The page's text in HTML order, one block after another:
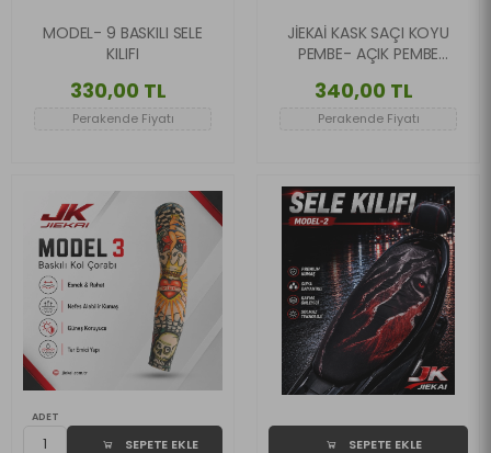
MODEL- 9 BASKILI SELE
KILIFI
330,00 TL
Perakende Fiyatı
JİEKAİ KASK SAÇI KOYU
PEMBE- AÇIK PEMBE
MODEL-06
340,00 TL
Perakende Fiyatı
ADET
SEPETE EKLE SEPETE EKLE